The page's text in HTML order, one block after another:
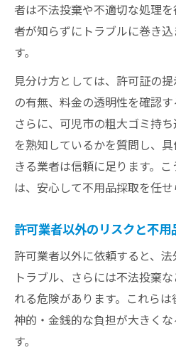
者は不法投棄や不適切な処理
者が知らずにトラブルに巻き
す。
見分け方としては、許可証の
の有無、料金の透明性を確認す
さらに、可児市の粗大ゴミ持
を熟知しているかを質問し、
きる業者は信頼に足ります。
は、安心して不用品採取を任せ
許可業者以外のリスクと不
許可業者以外に依頼すると、
トラブル、さらには不法投棄
れる危険があります。これら
神的・金銭的な負担が大きく
す。